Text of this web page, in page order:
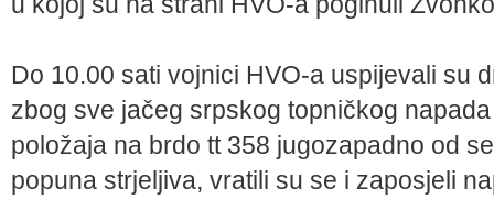
Do 10.00 sati vojnici HVO-a uspijevali su
zbog sve jačeg srpskog topničkog
položaja na brdo tt 358 jugozapadno od
popuna strjeljiva, vratili su se i zaposjeli